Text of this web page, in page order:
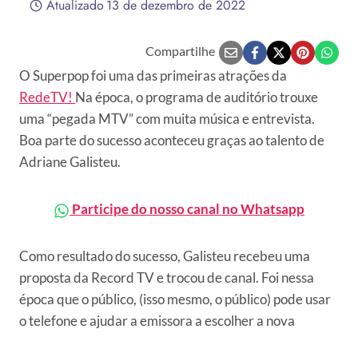
Atualizado13 de dezembro de 2022
Compartilhe
O Superpop foi uma das primeiras atrações da
RedeTV! Na época, o programa de auditório trouxe
uma “pegada MTV” com muita música e entrevista.
Boa parte do sucesso aconteceu graças ao talento de
Adriane Galisteu.
Participe do nosso canal no Whatsapp
Como resultado do sucesso, Galisteu recebeu uma
proposta da Record TV e trocou de canal. Foi nessa
época que o público, (isso mesmo, o público) pode usar
o telefone e ajudar a emissora a escolher a nova